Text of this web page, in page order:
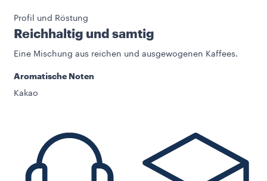
Profil und Röstung
Reichhaltig und samtig
Eine Mischung aus reichen und ausgewogenen Kaffees.
Aromatische Noten
Kakao